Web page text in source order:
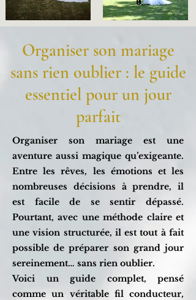
Organiser son mariage
sans rien oublier : le guide
essentiel pour un jour
parfait
Organiser son mariage est une
aventure aussi magique qu’exigeante.
Entre les rêves, les émotions et les
nombreuses décisions à prendre, il
est facile de se sentir dépassé.
Pourtant, avec une méthode claire et
une vision structurée, il est tout à fait
possible de préparer son grand jour
sereinement… sans rien oublier.
Voici un guide complet, pensé
comme un véritable fil conducteur,